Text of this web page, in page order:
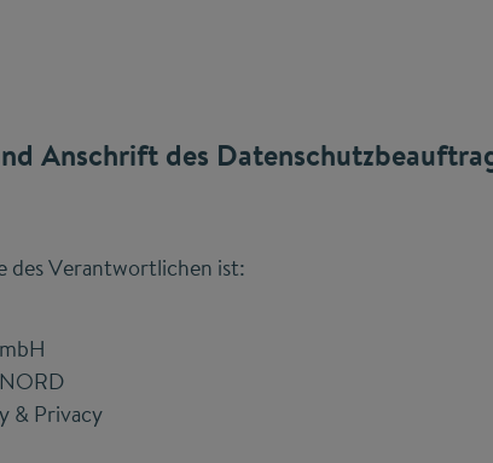
Anschrift des
des Verantwortlichen ist:
& Privacy